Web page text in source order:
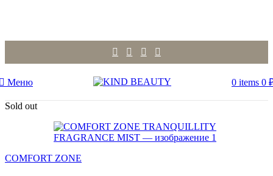
Меню 0 items 0
Sold out
COMFORT ZONE